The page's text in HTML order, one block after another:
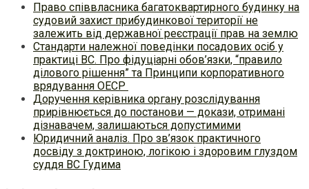
Право співвласника багатоквартирного будинку на
судовий захист прибудинкової території не
залежить від державної реєстрації прав на землю
Стандарти належної поведінки посадових осіб у
практиці ВC. Про фідуціарні обов’язки, “правило
ділового рішення” та Принципи корпоративного
врядування ОЕСР
Доручення керівника органу розслідування
прирівнюється до постанови — докази, отримані
дізнавачем, залишаються допустимими
Юридичний аналіз. Про зв’язок практичного
досвіду з доктриною, логікою і здоровим глуздом
суддя ВС Гудима